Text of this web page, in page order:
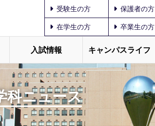
受験生の方 保護者の方
在学生の方 卒業生の方
入試情報 キャンパスライフ
科ニュース